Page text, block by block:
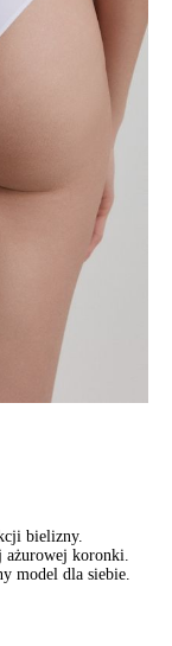
bielizny.
ażurowej koronki.
model dla siebie.